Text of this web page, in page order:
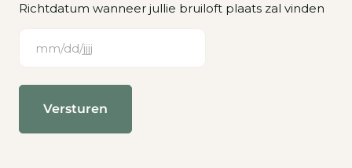
Richtdatum wanneer jullie bruiloft plaats zal vinden
MM
DD